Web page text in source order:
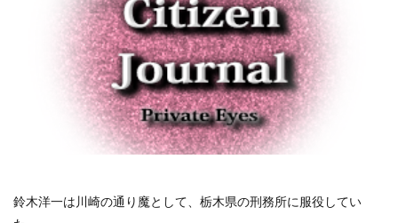
鈴木洋一は川崎の通り魔として、栃木県の刑務所に服役してい